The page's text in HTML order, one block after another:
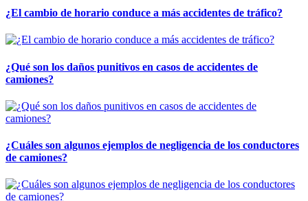
¿El cambio de horario conduce a más accidentes de tráfico?
¿Qué son los daños punitivos en casos de accidentes de
camiones?
¿Cuáles son algunos ejemplos de negligencia de los conductores
de camiones?